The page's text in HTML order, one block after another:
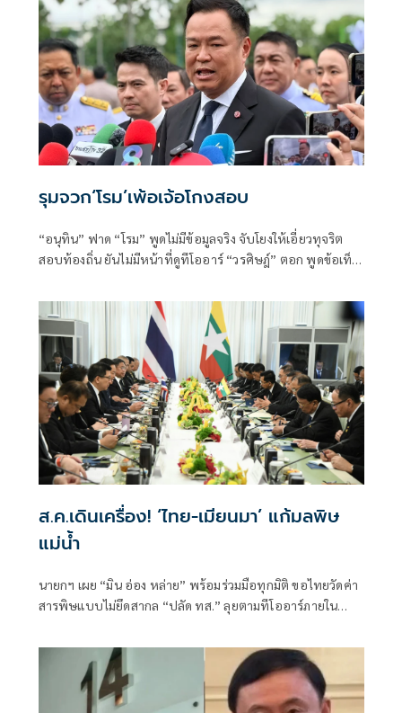
รุมจวก‘โรม’เพ้อเจ้อโกงสอบ
“อนุทิน” ฟาด “โรม” พูดไม่มีข้อมูลจริง จับโยงให้เอี่ยวทุจริต
สอบท้องถิ่น ยันไม่มีหน้าที่ดูทีโออาร์ “วรศิษฎ์” ตอก พูดข้อเท็จ
ส.ค.เดินเครื่อง! ‘ไทย-เมียนมา’ แก้มลพิษ
แม่นํ้า
นายกฯ เผย “มิน อ่อง หล่าย” พร้อมร่วมมือทุกมิติ ขอไทยวัดค่า
สารพิษแบบไม่ยึดสากล “ปลัด ทส.” ลุยตามทีโออาร์ภายใน
การทูตไทยบนเวทีโลก